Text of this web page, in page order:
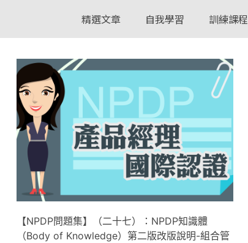
精選文章 自我學習 訓練課程
【NPDP問題集】（二十七）：NPDP知識體
（Body of Knowledge）第二版改版說明-組合管